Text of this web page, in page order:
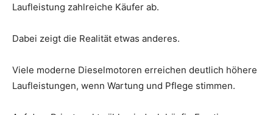
Laufleistung zahlreiche Käufer ab.
Dabei zeigt die Realität etwas anderes.
Viele moderne Dieselmotoren erreichen deutlich höhere
Laufleistungen, wenn Wartung und Pflege stimmen.